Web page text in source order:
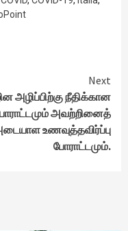
Next
அழிப்பிற்கு நீதிக்கான
அவற்றினைத்
உணவுத்தவிர்ப்பு
போராட்டமும்.